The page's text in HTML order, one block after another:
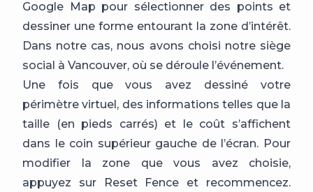
Google Map pour sélectionner des points et
dessiner une forme entourant la zone d’intérêt.
Dans notre cas, nous avons choisi notre siège
social à Vancouver, où se déroule l’événement.
Une fois que vous avez dessiné votre
périmètre virtuel, des informations telles que la
taille (en pieds carrés) et le coût s’affichent
dans le coin supérieur gauche de l’écran. Pour
modifier la zone que vous avez choisie,
appuyez sur Reset Fence et recommencez.